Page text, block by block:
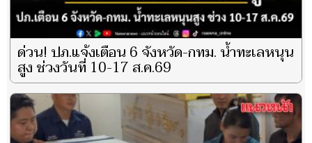
ด่วน! ปภ.แจ้งเตือน 6 จังหวัด-กทม. น้ำทะเลหนุน
สูง ช่วงวันที่ 10-17 ส.ค.69